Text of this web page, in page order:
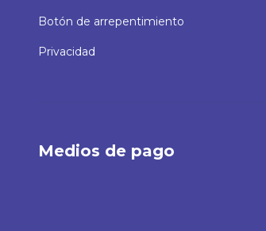
Botón de arrepentimiento
Privacidad
Medios de pago